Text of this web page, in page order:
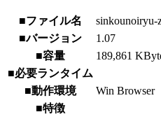
■ファイル名
sinkounoiryu-
■バージョン
1.07
■容量
189,861
■必要ランタイム
■動作環境
Win Browser
■特徴